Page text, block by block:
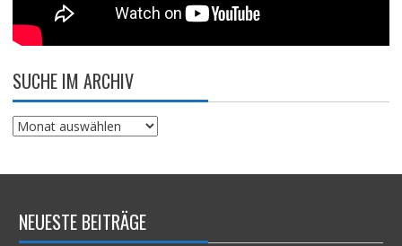
SUCHE IM ARCHIV
Suche
NEUESTE BEITRÄGE